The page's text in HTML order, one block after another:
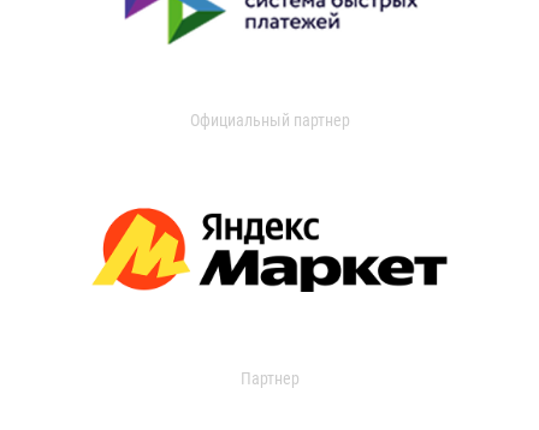
Официальный партнер
Партнер